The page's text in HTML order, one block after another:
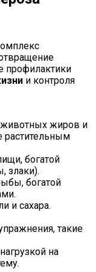
профилактики
и контроля
животных жиров и
растительным
богатой
злаки).
богатой
и сахара.
такие
на